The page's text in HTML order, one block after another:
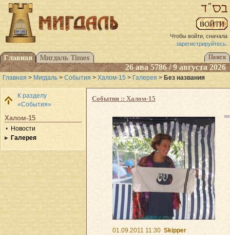
Чтобы войти, сначала
зарегистрируйтесь.
26 ава 5786 / 9 августа 2026
Главная > Мигдаль > События > Халом-15 > Галерея > Без названия
К разделу
«События»
Халом-15
Новости
Галерея
События :: Халом-15
01.09.2011 11:30 Skipper